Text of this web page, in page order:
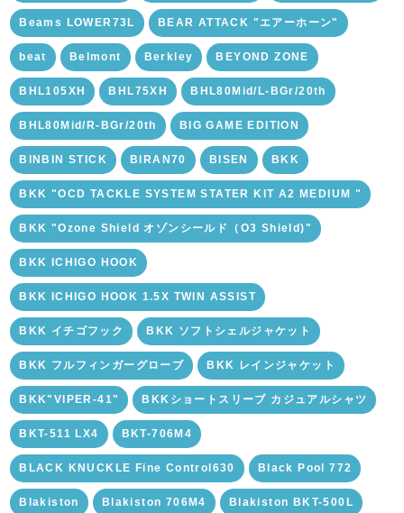
Beams LOWER73L BEAR ATTACK "エアーホーン"
beat Belmont Berkley BEYOND ZONE
BHL105XH BHL75XH BHL80Mid/L-BGr/20th
BHL80Mid/R-BGr/20th BIG GAME EDITION
BINBIN STICK BIRAN70 BISEN BKK
BKK "OCD TACKLE SYSTEM STATER KIT A2 MEDIUM "
BKK "Ozone Shield オゾンシールド（O3 Shield)"
BKK ICHIGO HOOK
BKK ICHIGO HOOK 1.5X TWIN ASSIST
BKK イチゴフック BKK ソフトシェルジャケット
BKK フルフィンガーグローブ BKK レインジャケット
BKK"VIPER-41" BKKショートスリーブ カジュアルシャツ
BKT-511 LX4 BKT-706M4
BLACK KNUCKLE Fine Control630 Black Pool 772
Blakiston Blakiston 706M4 Blakiston BKT-500L